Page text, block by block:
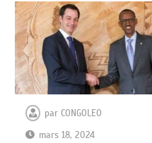
par CONGOLEO
mars 18, 2024